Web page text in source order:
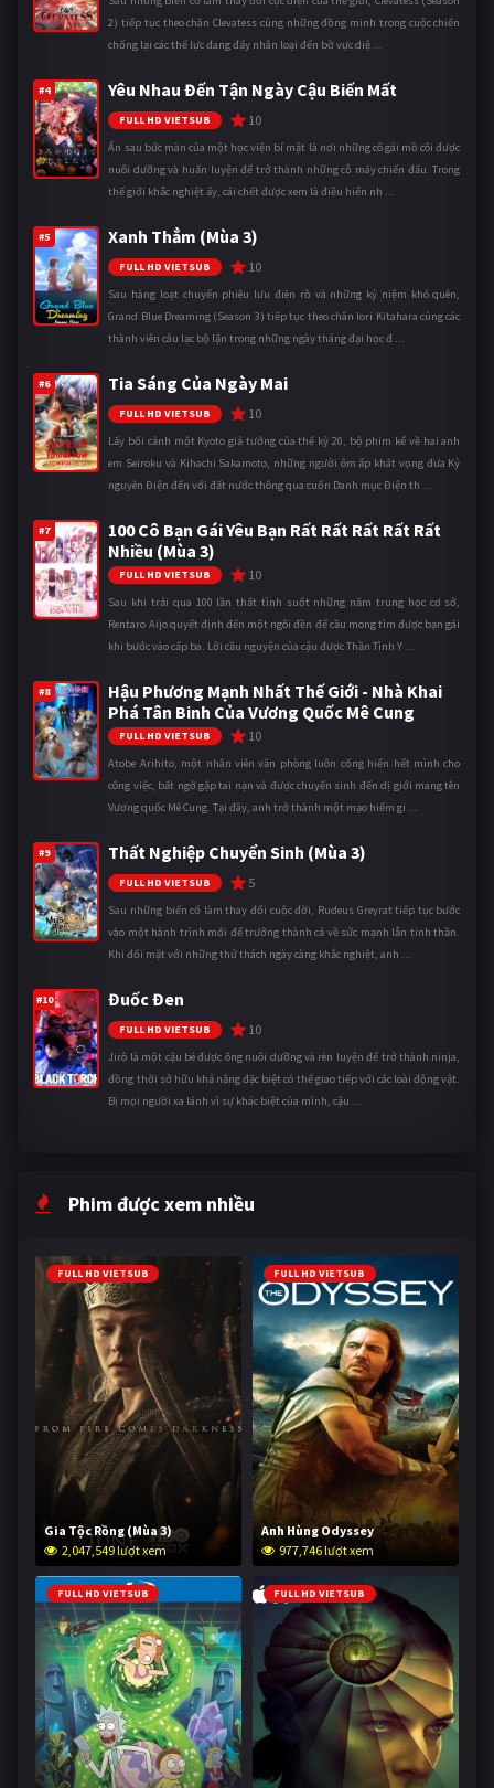
2) tiếp tục theo chân Clevatess cùng những đồng minh trong cuộc chiến
chống lại các thế lực đang đẩy nhân loại đến bờ vực diệ ...
#4 Yêu Nhau Đến Tận Ngày Cậu Biến Mất
FULL HD VIETSUB 10
Ẩn sau bức màn của một học viện bí mật là nơi những cô gái mồ côi được
nuôi dưỡng và huấn luyện để trở thành những cỗ máy chiến đấu. Trong
thế giới khắc nghiệt ấy, cái chết được xem là điều hiển nh ...
#5 Xanh Thẳm (Mùa 3)
FULL HD VIETSUB 10
Sau hàng loạt chuyến phiêu lưu điên rồ và những kỷ niệm khó quên,
Grand Blue Dreaming (Season 3) tiếp tục theo chân Iori Kitahara cùng các
thành viên câu lạc bộ lặn trong những ngày tháng đại học đ ...
#6 Tia Sáng Của Ngày Mai
FULL HD VIETSUB 10
Lấy bối cảnh một Kyoto giả tưởng của thế kỷ 20, bộ phim kể về hai anh
em Seiroku và Kihachi Sakamoto, những người ôm ấp khát vọng đưa Kỷ
nguyên Điện đến với đất nước thông qua cuốn Danh mục Điện th ...
#7
100 Cô Bạn Gái Yêu Bạn Rất Rất Rất Rất Rất
Nhiều (Mùa 3)
FULL HD VIETSUB 10
Sau khi trải qua 100 lần thất tình suốt những năm trung học cơ sở,
Rentaro Aijo quyết định đến một ngôi đền để cầu mong tìm được bạn gái
khi bước vào cấp ba. Lời cầu nguyện của cậu được Thần Tình Y ...
#8
Hậu Phương Mạnh Nhất Thế Giới - Nhà Khai
Phá Tân Binh Của Vương Quốc Mê Cung
FULL HD VIETSUB 10
Atobe Arihito, một nhân viên văn phòng luôn cống hiến hết mình cho
công việc, bất ngờ gặp tai nạn và được chuyển sinh đến dị giới mang tên
Vương quốc Mê Cung. Tại đây, anh trở thành một mạo hiểm gi ...
#9 Thất Nghiệp Chuyển Sinh (Mùa 3)
FULL HD VIETSUB 5
Sau những biến cố làm thay đổi cuộc đời, Rudeus Greyrat tiếp tục bước
vào một hành trình mới để trưởng thành cả về sức mạnh lẫn tinh thần.
Khi đối mặt với những thử thách ngày càng khắc nghiệt, anh ...
#10 Đuốc Đen
FULL HD VIETSUB 10
Jirô là một cậu bé được ông nuôi dưỡng và rèn luyện để trở thành ninja,
đồng thời sở hữu khả năng đặc biệt có thể giao tiếp với các loài động vật.
Bị mọi người xa lánh vì sự khác biệt của mình, cậu ...
Phim được xem nhiều
FULL HD VIETSUB
Gia Tộc Rồng (Mùa 3)
2,047,549 lượt xem
FULL HD VIETSUB
Anh Hùng Odyssey
977,746 lượt xem
FULL HD VIETSUB FULL HD VIETSUB